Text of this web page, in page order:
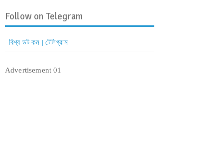
Follow on Telegram
বিশ্ব ডট কম | টেলিগ্রাম
Advertisement 01